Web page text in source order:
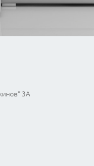
3А